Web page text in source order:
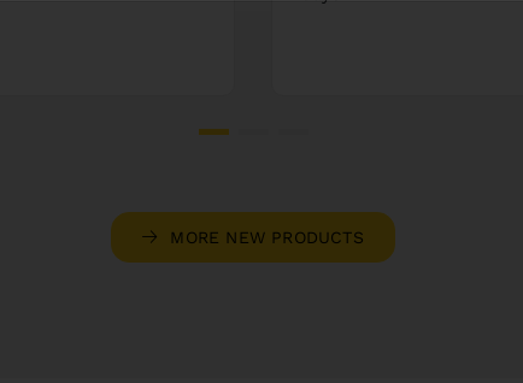
MORE NEW PRODUCTS